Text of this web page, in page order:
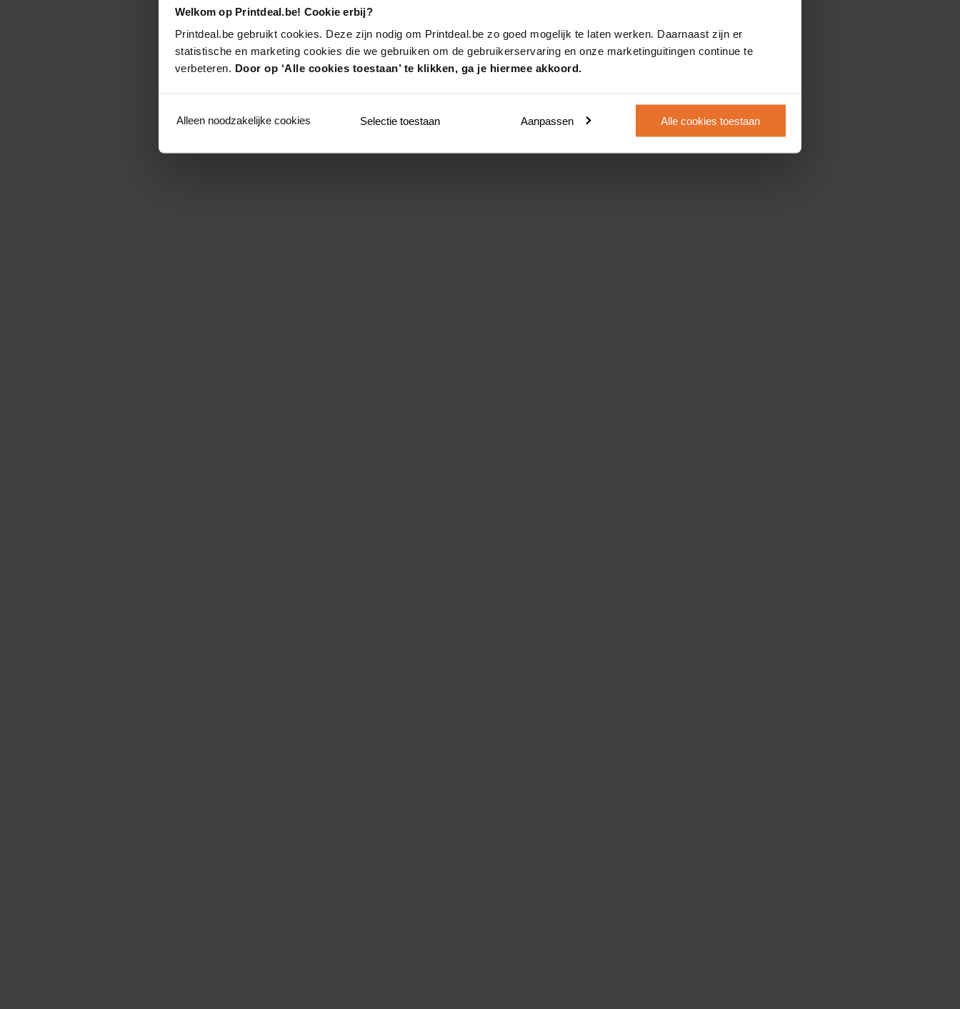
Welkom op Printdeal.be! Cookie erbij?
Printdeal.be gebruikt cookies. Deze zijn nodig om Printdeal.be zo goed mogelijk te laten werken. Daarnaast zijn er
statistische en marketing cookies die we gebruiken om de gebruikerservaring en onze marketinguitingen continue te
verbeteren. Door op ‘Alle cookies toestaan’ te klikken, ga je hiermee akkoord.
Alleen noodzakelijke cookies Selectie toestaan Aanpassen Alle cookies toestaan